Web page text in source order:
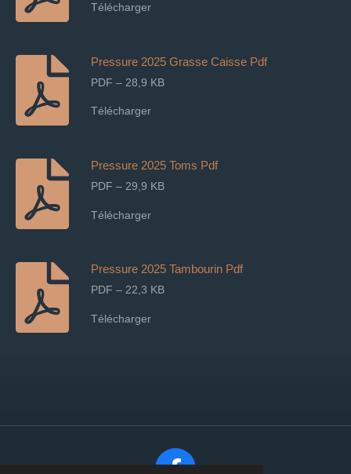
Télécharger
Pressure 2025 Grasse Caisse Pdf
PDF – 28,9 KB
Télécharger
Pressure 2025 Toms Pdf
PDF – 29,9 KB
Télécharger
Pressure 2025 Tambourin Pdf
PDF – 22,3 KB
Télécharger